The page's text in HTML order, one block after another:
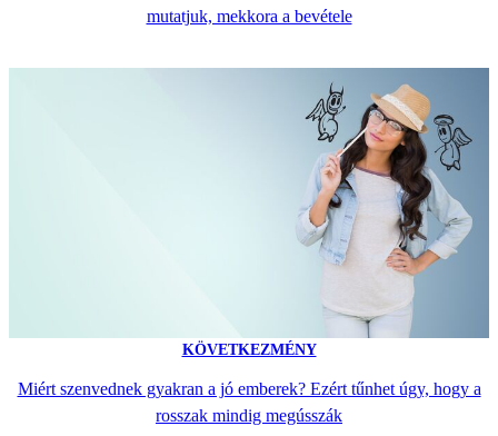
mutatjuk, mekkora a bevétele
KÖVETKEZMÉNY
Miért szenvednek gyakran a jó emberek? Ezért tűnhet úgy, hogy a
rosszak mindig megússzák